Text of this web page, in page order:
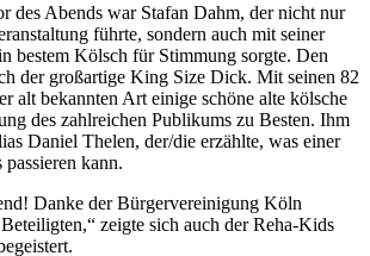
des Abends war Stafan Dahm, der nicht nur
führte, sondern auch mit seiner
bestem Kölsch für Stimmung sorgte. Den
der großartige King Size Dick. Mit seinen 82
alt bekannten Art einige schöne alte kölsche
des zahlreichen Publikums zu Besten. Ihm
Daniel Thelen, der/die erzählte, was einer
kann.
Danke der Bürgervereinigung Köln
zeigte sich auch der Reha-Kids